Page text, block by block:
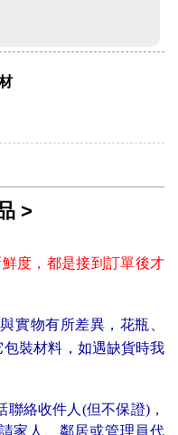
>
度， 都是接到訂單後才
實物有所差異，花瓶、
裝材料，如遇缺貨時我
絡收件人(但不保證)，
家人、鄰居或管理員代